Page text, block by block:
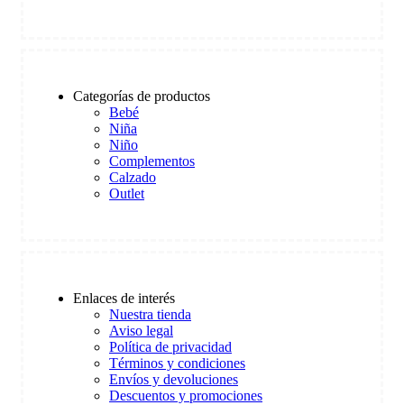
Categorías de productos
Bebé
Niña
Niño
Complementos
Calzado
Outlet
Enlaces de interés
Nuestra tienda
Aviso legal
Política de privacidad
Términos y condiciones
Envíos y devoluciones
Descuentos y promociones